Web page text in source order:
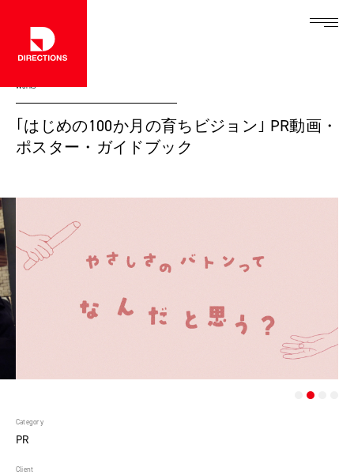
Works
｢はじめの100か月の育ちビジョン｣ PR動画・
ポスター・ガイドブック
Category
PR
Client